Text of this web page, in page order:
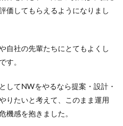
価してもらえるようになりまし
自社の先輩たちにとてもよくし
す。
してNWをやるなら提案・設計・
りたいと考えて、このまま運用
機感を抱きました。